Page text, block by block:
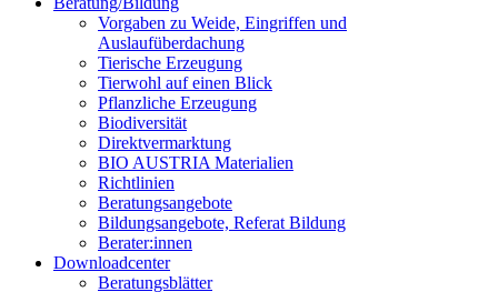
Vorgaben zu Weide, Eingriffen und
Auslaufüberdachung
Tierische Erzeugung
Tierwohl auf einen Blick
Pflanzliche Erzeugung
Biodiversität
Direktvermarktung
BIO AUSTRIAMaterialien
Richtlinien
Beratungsangebote
Bildungsangebote, Referat Bildung
Berater:innen
Downloadcenter
Beratungsblätter